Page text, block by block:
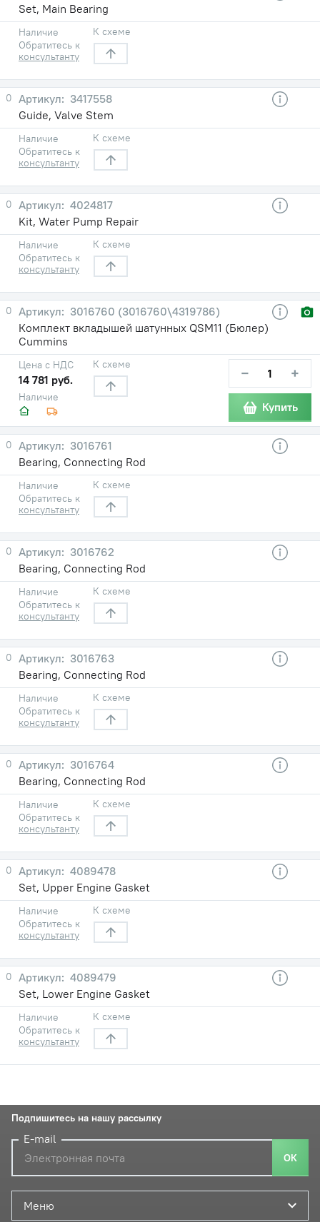
Set, Main Bearing
Наличие
Обратитесь к
консультанту
К схеме
0
3417558
Guide, Valve Stem
Наличие
Обратитесь к
консультанту
К схеме
0
4024817
Kit, Water Pump Repair
Наличие
Обратитесь к
консультанту
К схеме
0
3016760 (3016760\4319786)
Комплект вкладышей шатунных QSM11 (Бюлер)
Cummins
Наличие
Цена с НДС
14 781 руб.
К схеме − +
Купить
0
3016761
Bearing, Connecting Rod
Наличие
Обратитесь к
консультанту
К схеме
0
3016762
Bearing, Connecting Rod
Наличие
Обратитесь к
консультанту
К схеме
0
3016763
Bearing, Connecting Rod
Наличие
Обратитесь к
консультанту
К схеме
0
3016764
Bearing, Connecting Rod
Наличие
Обратитесь к
консультанту
К схеме
0
4089478
Set, Upper Engine Gasket
Наличие
Обратитесь к
консультанту
К схеме
0
4089479
Set, Lower Engine Gasket
Наличие
Обратитесь к
консультанту
К схеме
Меню
Подпишитесь на нашу рассылку
E-mail
ОК